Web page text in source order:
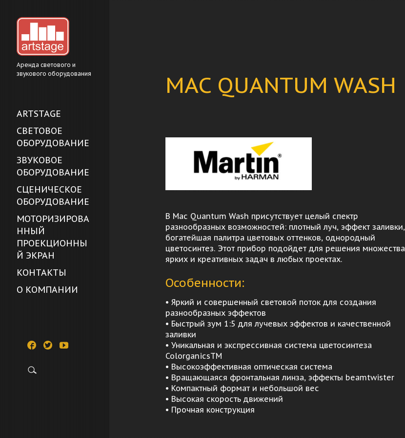
Аренда светового и
звукового оборудования
ARTSTAGE
СВЕТОВОЕ
ОБОРУДОВАНИЕ
ЗВУКОВОЕ
ОБОРУДОВАНИЕ
СЦЕНИЧЕСКОЕ
ОБОРУДОВАНИЕ
МОТОРИЗИРОВА
ННЫЙ
ПРОЕКЦИОННЫ
Й ЭКРАН
КОНТАКТЫ
О КОМПАНИИ
MAC QUANTUM WASH
В Mac Quantum Wash присутствует целый спектр
разнообразных возможностей: плотный луч, эффект заливки,
богатейшая палитра цветовых оттенков, однородный
цветосинтез. Этот прибор подойдет для решения множества
ярких и креативных задач в любых проектах.
Особенности:
• Яркий и совершенный световой поток для создания
разнообразных эффектов
• Быстрый зум 1:5 для лучевых эффектов и качественной
заливки
• Уникальная и экспрессивная система цветосинтеза
ColorganicsTM
• Высокоэффективная оптическая система
• Вращающаяся фронтальная линза, эффекты beamtwister
• Компактный формат и небольшой вес
• Высокая скорость движений
• Прочная конструкция